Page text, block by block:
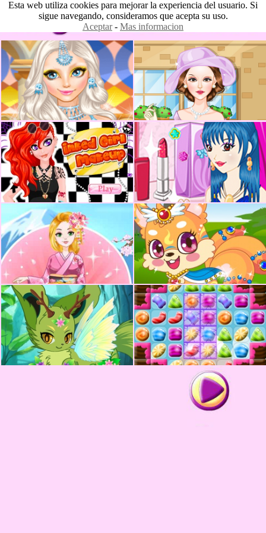
Esta web utiliza cookies para mejorar la experiencia del usuario. Si
sigue navegando, consideramos que acepta su uso.
Aceptar- Mas informacion